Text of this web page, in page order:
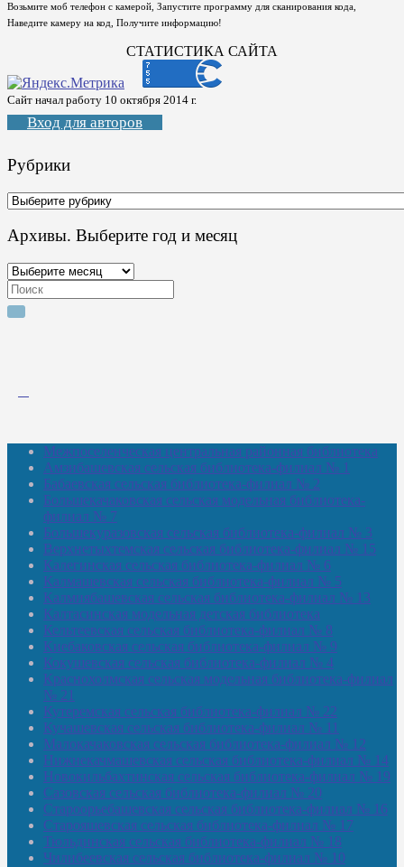
Возьмите моб телефон с камерой, Запустите программу для сканирования кода,
Наведите камеру на код, Получите информацию!
СТАТИСТИКА САЙТА
Сайт начал работу 10 октября 2014 г.
Вход для авторов
Рубрики
Рубрики
Архивы. Выберите год и месяц
Архивы.
Выберите
год
и
Search
for:
Межпоселенческая центральная районная библиотека
Амзибашевская сельская библиотека-филиал № 1
Бабаевская сельская библиотека-филиал № 2
Большекачаковская сельская модельная библиотека-
филиал № 7
Большекуразовская сельская библиотека-филиал № 3
Верхнетыхтемская сельская библиотека-филиал № 15
Калегинская сельская библиотека-филиал № 6
Калмашевская сельская библиотека-филиал № 5
Калмиябашевская сельская библиотека-филиал № 13
Калтасинская модельная детская библиотека
Кельтеевская сельская библиотека-филиал № 8
Киебаковская сельская библиотека-филиал № 9
Кокушевская сельская библиотека-филиал № 4
Краснохолмская сельская модельная библиотека-филиал
№ 21
Кутеремская сельская библиотека-филиал № 22
Кучашевская сельская библиотека-филиал № 11
Малокачаковская сельская библиотека-филиал № 12
Нижнекачмашевская сельская библиотека-филиал № 14
Новокильбахтинская сельская библиотека-филиал № 19
Сазовская сельская библиотека-филиал № 20
Староорьебашевская сельская библиотека-филиал № 16
Старояшевская сельская библиотека-филиал № 17
Тюльдинская сельская библиотека-филиал № 18
Чилибеевская сельская библиотека-филиал № 10